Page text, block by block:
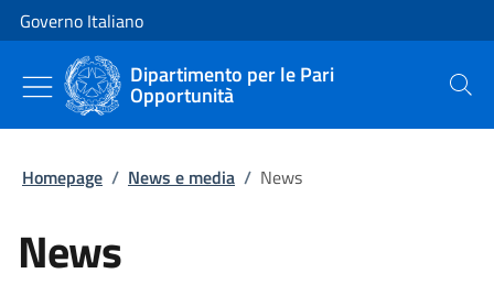
Vai al contenuto
Vai alla navigazione del sito
Governo Italiano
Dipartimento per le Pari
Opportunità Cerca
Homepage / News e media / News
News